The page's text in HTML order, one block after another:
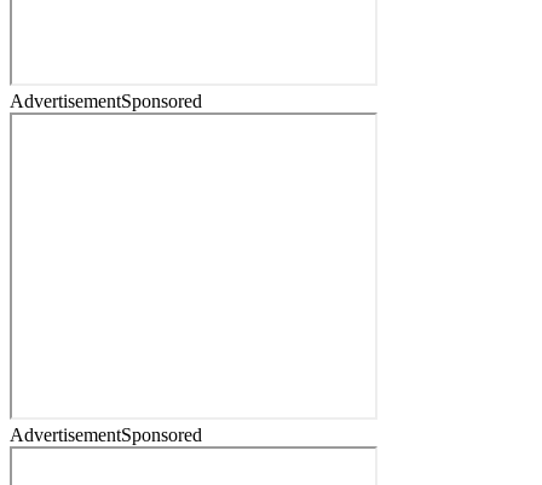
AdvertisementSponsored
AdvertisementSponsored